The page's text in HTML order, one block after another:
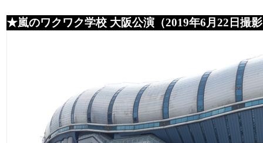
★嵐のワクワク学校 大阪公演（2019年6月22日撮